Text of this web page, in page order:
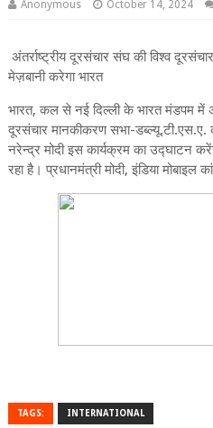
Anonymous October 14, 2024
अंतर्राष्ट्रीय दूरसंचार संघ की विश्व
मेज़बानी करेगा भारत
भारत, कल से नई दिल्ली के भारत मंडपम में
दूरसंचार मानकीकरण सभा-डब्‍ल्‍यू.टी.एस.ए.
नरेन्‍द्र मोदी इस कार्यक्रम का उद्घाटन
रहा है। प्रधानमंत्री मोदी, इंडिया
TAGS: INTERNATIONAL